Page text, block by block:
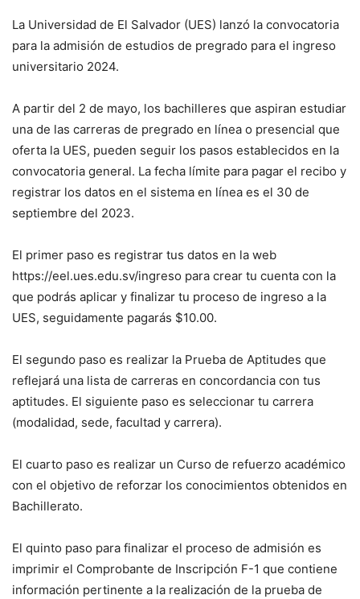
La Universidad de El Salvador (UES) lanzó la convocatoria
para la admisión de estudios de pregrado para el ingreso
universitario 2024.
A partir del 2 de mayo, los bachilleres que aspiran estudiar
una de las carreras de pregrado en línea o presencial que
oferta la UES, pueden seguir los pasos establecidos en la
convocatoria general. La fecha límite para pagar el recibo y
registrar los datos en el sistema en línea es el 30 de
septiembre del 2023.
El primer paso es registrar tus datos en la web
https://eel.ues.edu.sv/ingreso para crear tu cuenta con la
que podrás aplicar y finalizar tu proceso de ingreso a la
UES, seguidamente pagarás $10.00.
El segundo paso es realizar la Prueba de Aptitudes que
reflejará una lista de carreras en concordancia con tus
aptitudes. El siguiente paso es seleccionar tu carrera
(modalidad, sede, facultad y carrera).
El cuarto paso es realizar un Curso de refuerzo académico
con el objetivo de reforzar los conocimientos obtenidos en
Bachillerato.
El quinto paso para finalizar el proceso de admisión es
imprimir el Comprobante de Inscripción F-1 que contiene
información pertinente a la realización de la prueba de